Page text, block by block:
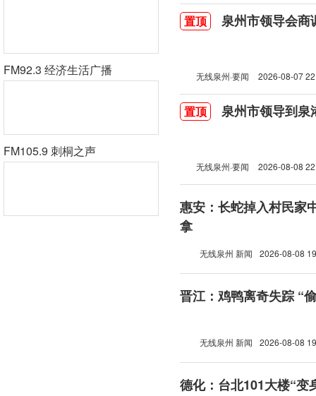
FM92.3 经济生活广播
FM105.9 刺桐之声
置顶 泉州市领导会商
无线泉州·要闻 2026-08-07
置顶 泉州市领导到泉
无线泉州·要闻 2026-08-08
惠安：长蛇掉入村民家
拿
无线泉州 新闻 2026-08-08
晋江：鸡鸭离奇失踪 “
无线泉州 新闻 2026-08-08
德化：台北101大楼“变